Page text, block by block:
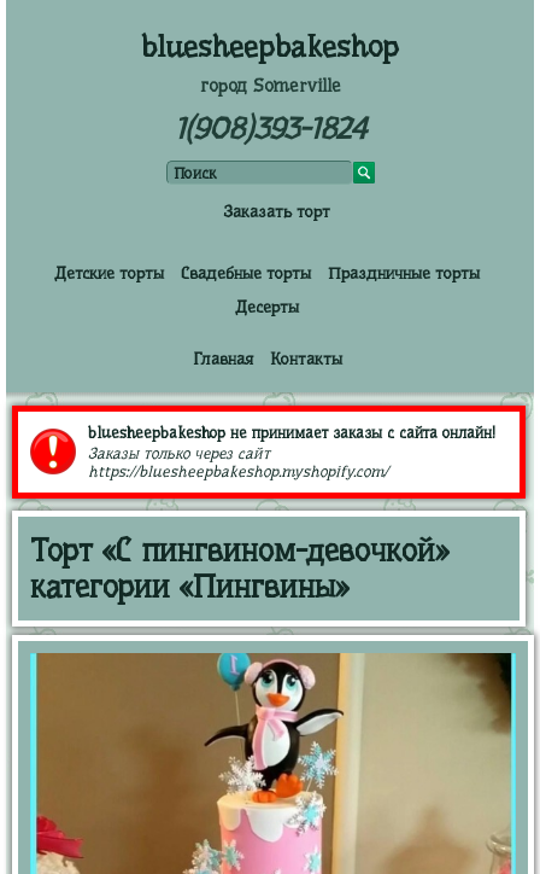
bluesheepbakeshop
город Somerville
1(908)393-1824
Заказать торт
Детские торты Свадебные торты
Праздничные торты
Десерты
Главная Контакты
bluesheepbakeshop не принимает заказы с сайта онлайн!
Заказы только через сайт
https://bluesheepbakeshop.myshopify.com/
Торт «С пингвином-девочкой»
категории «Пингвины»